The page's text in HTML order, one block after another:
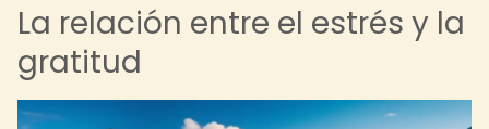
La relación entre el estrés y la
gratitud